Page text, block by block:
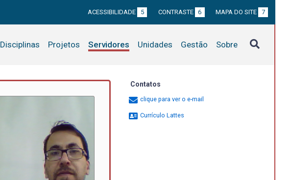
ACESSIBILIDADE 5 CONTRASTE 6 MAPA DO SITE 7
Disciplinas Projetos Servidores Unidades Gestão Sobre
Contatos
clique para ver o e-mail
Currículo Lattes